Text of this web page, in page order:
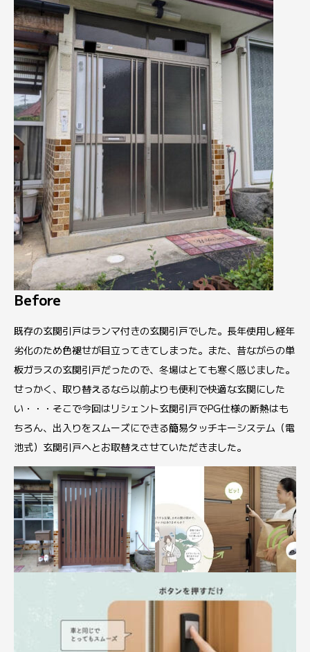
Before
既存の玄関引戸はランマ付きの玄関引戸でした。長年使用し経年
劣化のため色褪せが目立ってきてしまった。また、昔ながらの単
板ガラスの玄関引戸だったので、冬場はとても寒く感じました。
せっかく、取り替えるなら以前よりも便利で快適な玄関にした
い・・・そこで今回はリシェント玄関引戸でPG仕様の断熱はも
ちろん、出入りをスムーズにできる簡易タッチキーシステム（電
池式）玄関引戸へとお取替えさせていただきました。